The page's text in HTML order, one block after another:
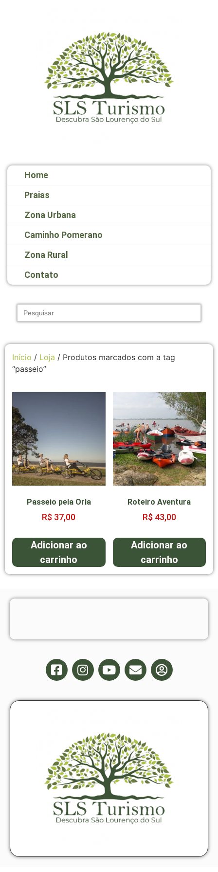
Home
Praias
Zona Urbana
Caminho Pomerano
Zona Rural
Contato
Search
for:
Início / Loja / Produtos marcados com a tag
“passeio”
Passeio pela Orla
R$ 37,00
Adicionar ao
carrinho
Roteiro Aventura
R$ 43,00
Adicionar ao
carrinho